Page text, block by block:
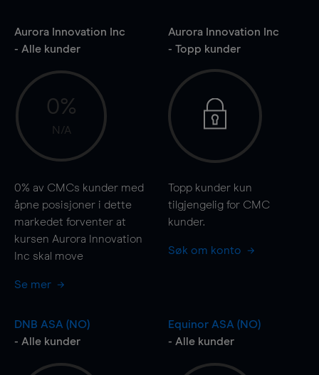
Aurora Innovation Inc
- Alle kunder
0%
N/A
0% av CMCs kunder med
åpne posisjoner i dette
markedet forventer at
kursen Aurora Innovation
Inc skal move
Se mer
Aurora Innovation Inc
- Topp kunder
Topp kunder kun
tilgjengelig for CMC
kunder.
Søk om konto
DNB ASA (NO)
- Alle kunder
Equinor ASA (NO)
- Alle kunder